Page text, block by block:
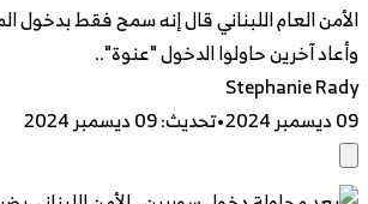
الأمن العام اللبناني قال إنه سمح فقط بدخول
وأعاد آخرين حاولوا الدخول "عنوة"..
Stephanie Rady
09 ديسمبر 2024
•تحديث:09 ديسمبر 2024